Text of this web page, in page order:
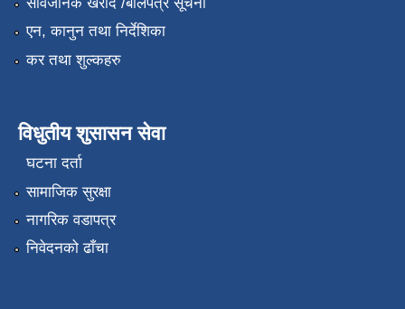
एन, कानुन तथा निर्देशिका
कर तथा शुल्कहरु
विधुतीय शुसासन सेवा
घटना दर्ता
सामाजिक सुरक्षा
नागरिक वडापत्र
निवेदनको ढाँचा